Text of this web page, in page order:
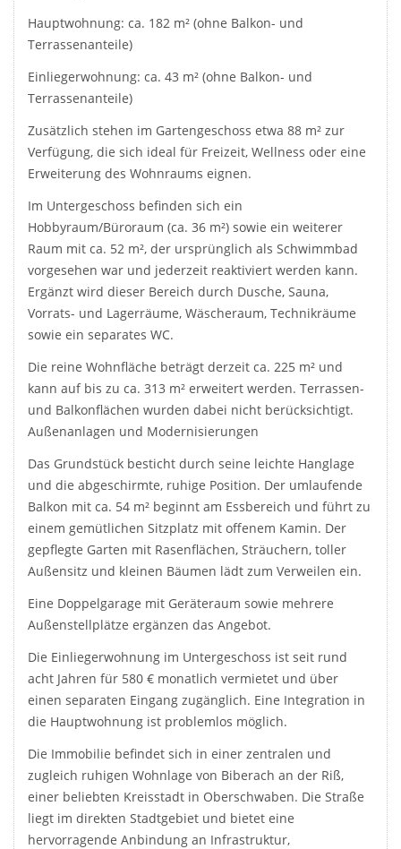
Hauptwohnung: ca. 182 m² (ohne Balkon- und
Terrassenanteile)
Einliegerwohnung: ca. 43 m² (ohne Balkon- und
Terrassenanteile)
Zusätzlich stehen im Gartengeschoss etwa 88 m² zur
Verfügung, die sich ideal für Freizeit, Wellness oder eine
Erweiterung des Wohnraums eignen.
Im Untergeschoss befinden sich ein
Hobbyraum/Büroraum (ca. 36 m²) sowie ein weiterer
Raum mit ca. 52 m², der ursprünglich als Schwimmbad
vorgesehen war und jederzeit reaktiviert werden kann.
Ergänzt wird dieser Bereich durch Dusche, Sauna,
Vorrats- und Lagerräume, Wäscheraum, Technikräume
sowie ein separates WC.
Die reine Wohnfläche beträgt derzeit ca. 225 m² und
kann auf bis zu ca. 313 m² erweitert werden. Terrassen-
und Balkonflächen wurden dabei nicht berücksichtigt.
Außenanlagen und Modernisierungen
Das Grundstück besticht durch seine leichte Hanglage
und die abgeschirmte, ruhige Position. Der umlaufende
Balkon mit ca. 54 m² beginnt am Essbereich und führt zu
einem gemütlichen Sitzplatz mit offenem Kamin. Der
gepflegte Garten mit Rasenflächen, Sträuchern, toller
Außensitz und kleinen Bäumen lädt zum Verweilen ein.
Eine Doppelgarage mit Geräteraum sowie mehrere
Außenstellplätze ergänzen das Angebot.
Die Einliegerwohnung im Untergeschoss ist seit rund
acht Jahren für 580 € monatlich vermietet und über
einen separaten Eingang zugänglich. Eine Integration in
die Hauptwohnung ist problemlos möglich.
Die Immobilie befindet sich in einer zentralen und
zugleich ruhigen Wohnlage von Biberach an der Riß,
einer beliebten Kreisstadt in Oberschwaben. Die Straße
liegt im direkten Stadtgebiet und bietet eine
hervorragende Anbindung an Infrastruktur,